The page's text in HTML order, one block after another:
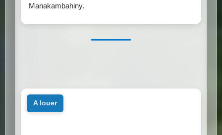
Manakambahiny.
a louer